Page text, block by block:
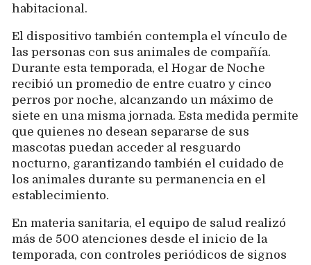
habitacional.
El dispositivo también contempla el vínculo de
las personas con sus animales de compañía.
Durante esta temporada, el Hogar de Noche
recibió un promedio de entre cuatro y cinco
perros por noche, alcanzando un máximo de
siete en una misma jornada. Esta medida permite
que quienes no desean separarse de sus
mascotas puedan acceder al resguardo
nocturno, garantizando también el cuidado de
los animales durante su permanencia en el
establecimiento.
En materia sanitaria, el equipo de salud realizó
más de 500 atenciones desde el inicio de la
temporada, con controles periódicos de signos